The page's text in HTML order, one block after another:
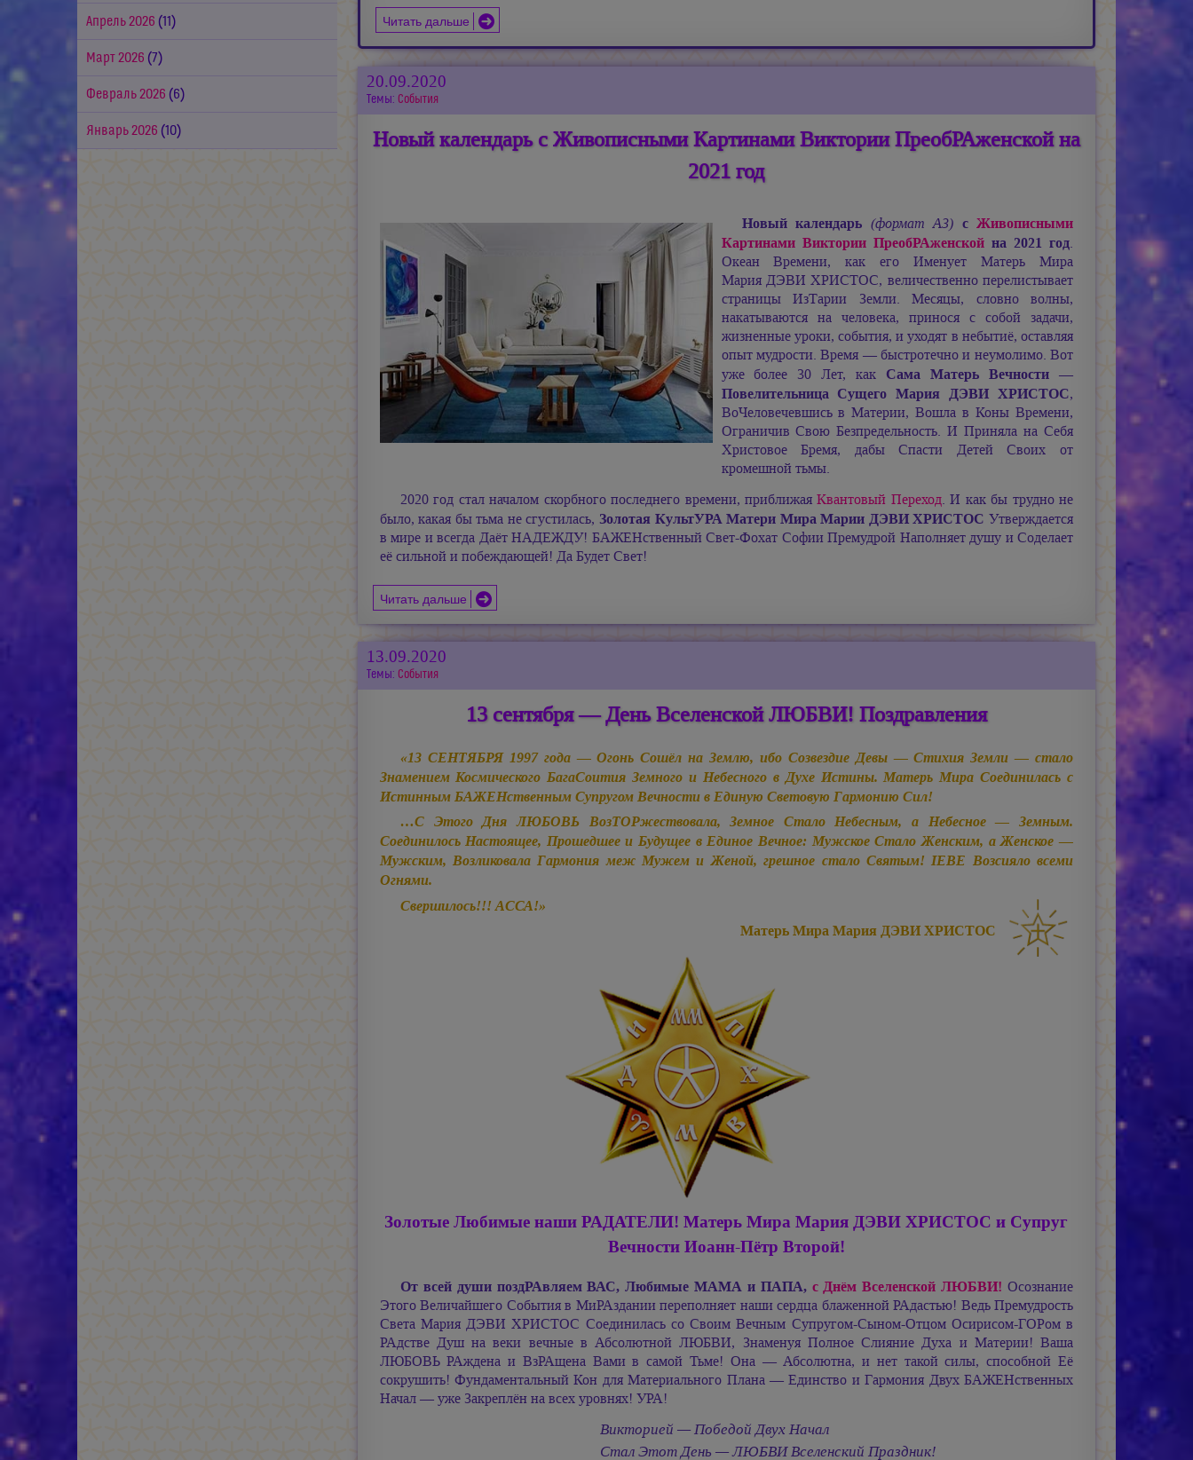
Апрель 2026 (11)
Март 2026 (7)
Февраль 2026 (6)
Январь 2026 (10)
Читать дальше
20.09.2020
Темы: События
Новый календарь с Живописными Картинами Виктории ПреобРАженской на
2021 год
Новый календарь (формат А3) сЖивописными
Картинами Виктории ПреобРАженскойна 2021 год.
Океан Времени, как его Именует Матерь Мира
Мария ДЭВИ ХРИСТОС, величественно перелистывает
страницы ИзТарии Земли. Месяцы, словно волны,
накатываются на человека, принося с собой задачи,
жизненные уроки, события, и уходят в небытиё, оставляя
опыт мудрости. Время — быстротечно и неумолимо. Вот
уже более 30 Лет, как Сама Матерь Вечности —
Повелительница СущегоМария ДЭВИ ХРИСТОС,
ВоЧеловечевшись в Материи, Вошла в Коны Времени,
Ограничив Свою Безпредельность. И Приняла на Себя
Христовое Бремя, дабы Спасти Детей Своих от
кромешной тьмы.
2020 год стал началом скорбного последнего времени, приближаяКвантовый Переход. И как бы трудно не
было, какая бы тьма не сгустилась, Золотая КультУРА Матери МираМарии ДЭВИ ХРИСТОС Утверждается
в мире и всегда Даёт НАДЕЖДУ! БАЖЕНственный Свет-Фохат Софии Премудрой Наполняет душу и Соделает
её сильной и побеждающей! Да Будет Свет!
Читать дальше
13.09.2020
Темы: События
13 сентября — День Вселенской ЛЮБВИ! Поздравления
«13 СЕНТЯБРЯ 1997 года — Огонь Сошёл на Землю, ибо Созвездие Девы — Стихия Земли — стало
Знамением Космического БагаСоития Земного и Небесного в Духе Истины. Матерь Мира Соединилась с
Истинным БАЖЕНственным Супругом Вечности в Единую Световую Гармонию Сил!
…С Этого Дня ЛЮБОВЬ ВозТОРжествовала, Земное Стало Небесным, а Небесное — Земным.
Соединилось Настоящее, Прошедшее и Будущее в Единое Вечное: Мужское Стало Женским, а Женское —
Мужским, Возликовала Гармония меж Мужем и Женой, грешное стало Святым! ІЕВЕ Возсияло всеми
Огнями.
Свершилось!!! АССА!»
Матерь МираМария ДЭВИ ХРИСТОС
Золотые Любимые наши РАДАТЕЛИ! Матерь МираМария ДЭВИ ХРИСТОС и Супруг
Вечности Иоанн-Пётр Второй!
От всей души поздРАвляем ВАС, Любимые МАМА и ПАПА, с Днём Вселенской ЛЮБВИ! Осознание
Этого Величайшего События в МиРАздании переполняет наши сердца блаженной РАдастью! Ведь Премудрость
Света Мария ДЭВИ ХРИСТОС Соединилась со Своим Вечным Супругом-Сыном-Отцом Осирисом-ГОРомв
РАдстве Душ на веки вечные в Абсолютной ЛЮБВИ, Знаменуя Полное Слияние Духа и Материи! Ваша
ЛЮБОВЬ РАждена и ВзРАщена Вами в самой Тьме! Она — Абсолютна, и нет такой силы, способной Её
сокрушить! Фундаментальный Кон для Материального Плана — Единство и Гармония Двух БАЖЕНственных
Начал — уже Закреплён на всех уровнях! УРА!
Викторией — Победой Двух Начал
Стал Этот День — ЛЮБВИ Вселенский Праздник!